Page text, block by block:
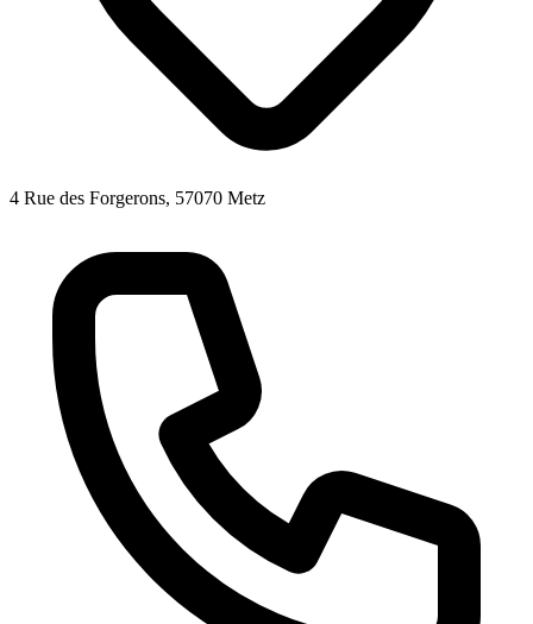
4 Rue des Forgerons, 57070 Metz